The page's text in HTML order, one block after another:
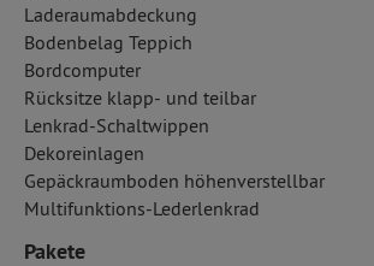
Laderaumabdeckung
Bodenbelag Teppich
Bordcomputer
Rücksitze klapp- und teilbar
Lenkrad-Schaltwippen
Dekoreinlagen
Gepäckraumboden höhenverstellbar
Multifunktions-Lederlenkrad
Pakete